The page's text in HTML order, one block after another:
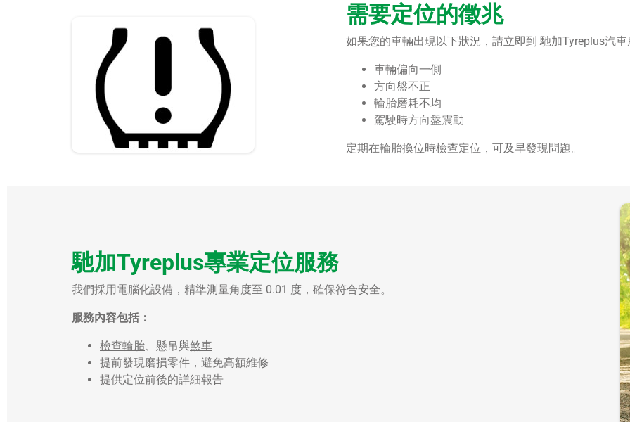
需要定位的徵兆
如果您的車輛出現以下狀況，請立即到 馳加Tyreplus汽
車輛偏向一側
方向盤不正
輪胎磨耗不均
駕駛時方向盤震動
定期在輪胎換位時檢查定位，可及早發現問題。
馳加Tyreplus專業定位服務
我們採用電腦化設備，精準測量角度至 0.01 度，確保符合安全。
服務內容包括：
檢查輪胎、懸吊與煞車
提前發現磨損零件，避免高額維修
提供定位前後的詳細報告